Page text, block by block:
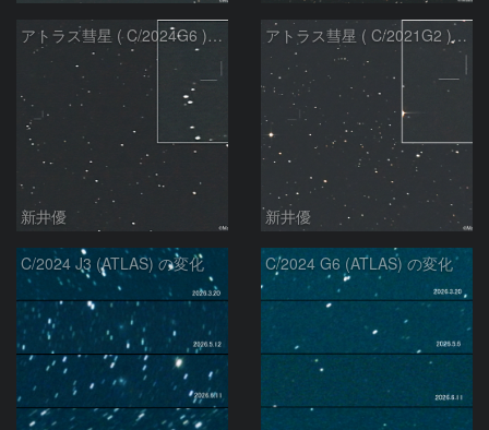
アトラス彗星 ( C/2024G6 )：2026/07/08
新井優
アトラス彗星 ( C/2021G2 )：2026/07/08
新井優
C/2024 J3 (ATLAS) の変化 C/2024 G6 (ATLAS) の変化